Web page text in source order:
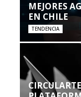
MEJORES
EN CHILE
TENDENCIA